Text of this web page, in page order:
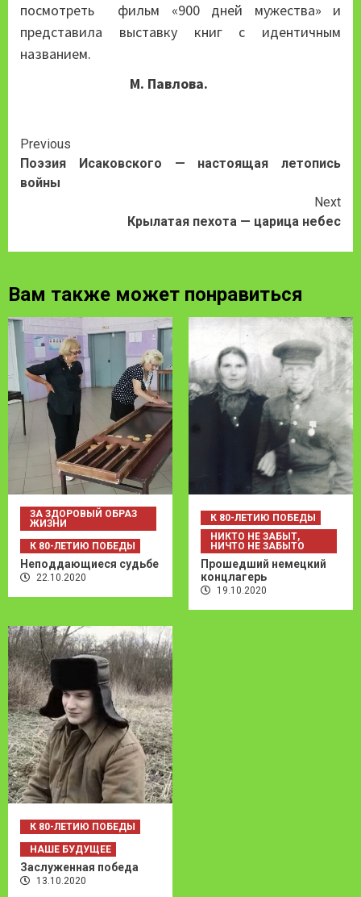
посмотреть фильм «900 дней мужества» и
представила выставку книг с идентичным
названием.
М. Павлова.
Continue
Reading
Previous
Поэзия Исаковского — настоящая летопись
войны
Next
Крылатая пехота — царица небес
Вам также может понравиться
ЗА ЗДОРОВЫЙ ОБРАЗ
ЖИЗНИ
К 80-ЛЕТИЮ ПОБЕДЫ
Неподдающиеся судьбе
22.10.2020
К 80-ЛЕТИЮ ПОБЕДЫ
НИКТО НЕ ЗАБЫТ,
НИЧТО НЕ ЗАБЫТО
Прошедший немецкий
концлагерь
19.10.2020
К 80-ЛЕТИЮ ПОБЕДЫ
НАШЕ БУДУЩЕЕ
Заслуженная победа
13.10.2020